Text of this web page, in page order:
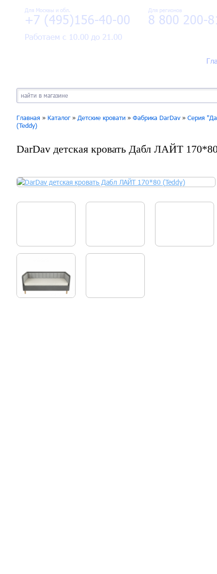
Для Москвы и обл.
+7 (495)156-40-00
Для регионов
8 800 200-
Работаем с 10.00 до 21.00
Главная » Каталог» Детские кровати» Фабрика DarDav» Серия
(Teddy)
DarDav детская кровать Дабл ЛАЙТ